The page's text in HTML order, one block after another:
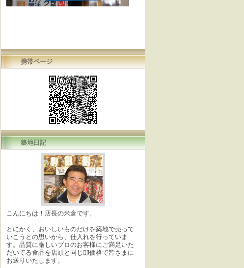
携帯ページ
築地日記
こんにちは！店長の米倉です。
とにかく、おいしいものだけを築地で売って
いこうとの思いから、仕入れを行っていま
す。品質に厳しいプロのお客様にご満足いた
だいてる食品を店頭と同じ卸価格で皆さまに
お送りいたします。